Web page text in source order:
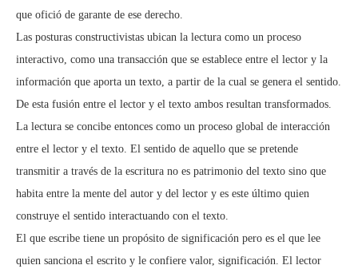
que ofició de garante de ese derecho.
Las posturas constructivistas ubican la lectura como un proceso
interactivo, como una transacción que se establece entre el lector y la
información que aporta un texto, a partir de la cual se genera el sentido.
De esta fusión entre el lector y el texto ambos resultan transformados.
La lectura se concibe entonces como un proceso global de interacción
entre el lector y el texto. El sentido de aquello que se pretende
transmitir a través de la escritura no es patrimonio del texto sino que
habita entre la mente del autor y del lector y es este último quien
construye el sentido interactuando con el texto.
El que escribe tiene un propósito de significación pero es el que lee
quien sanciona el escrito y le confiere valor, significación. El lector